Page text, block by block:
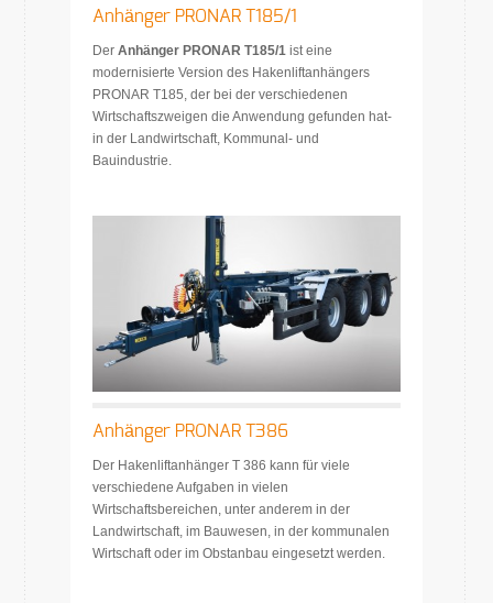
Anhänger PRONAR T185/1
Der Anhänger PRONAR T185/1 ist eine
modernisierte Version des Hakenliftanhängers
PRONAR T185, der bei der verschiedenen
Wirtschaftszweigen die Anwendung gefunden hat-
in der Landwirtschaft, Kommunal- und
Bauindustrie.
Anhänger PRONAR T386
Der Hakenliftanhänger T 386 kann für viele
verschiedene Aufgaben in vielen
Wirtschaftsbereichen, unter anderem in der
Landwirtschaft, im Bauwesen, in der kommunalen
Wirtschaft oder im Obstanbau eingesetzt werden.